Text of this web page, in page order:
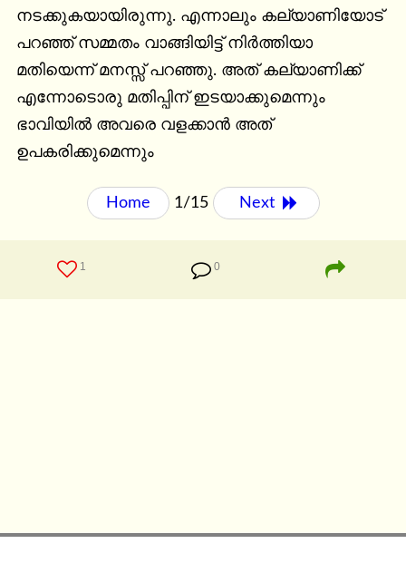
നടക്കുകയായിരുന്നു. എന്നാലും കല്യാണിയോട്
പറഞ്ഞ് സമ്മതം വാങ്ങിയിട്ട് നിർത്തിയാ
മതിയെന്ന് മനസ്സ് പറഞ്ഞു. അത് കല്യാണിക്ക്
എന്നോടൊരു മതിപ്പിന് ഇടയാക്കുമെന്നും
ഭാവിയിൽ അവരെ വളക്കാൻ അത്
ഉപകരിക്കുമെന്നും
Home 1/15 Next
1 0